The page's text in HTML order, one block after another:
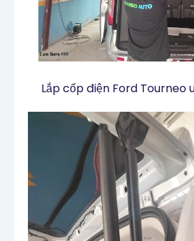
Lắp cốp điện Ford Tourneo